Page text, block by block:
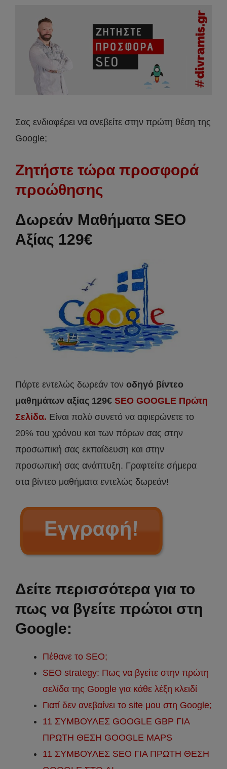
Σας ενδιαφέρει να ανεβείτε στην πρώτη θέση της
Google;
Ζητήστε τώρα προσφορά
προώθησης
Δωρεάν Μαθήματα SEO
Αξίας 129€
Πάρτε εντελώς δωρεάν τον οδηγό βίντεο
μαθημάτων αξίας 129€ SEO GOOGLE Πρώτη
Σελίδα. Είναι πολύ συνετό να αφιερώνετε το
20% του χρόνου και των πόρων σας στην
προσωπική σας εκπαίδευση και στην
προσωπική σας ανάπτυξη. Γραφτείτε σήμερα
στα βίντεο μαθήματα εντελώς δωρεάν!
Δείτε περισσότερα για το
πως να βγείτε πρώτοι στη
Google:
Πέθανε το SEO;
SEO strategy: Πως να βγείτε στην πρώτη
σελίδα της Google για κάθε λέξη κλειδί
Γιατί δεν ανεβαίνει το site μου στη Google;
11 ΣΥΜΒΟΥΛΕΣ GOOGLE GBP ΓΙΑ
ΠΡΩΤΗ ΘΕΣΗ GOOGLE MAPS
11 ΣΥΜΒΟΥΛΕΣ SEO ΓΙΑ ΠΡΩΤΗ ΘΕΣΗ